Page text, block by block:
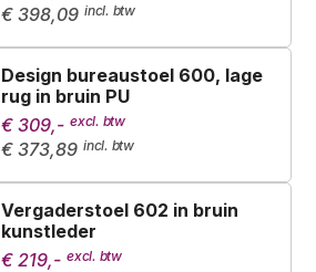
€ 398,09
Design bureaustoel 600, lage
rug in bruin PU
€ 309,-
€ 373,89
Vergaderstoel 602 in bruin
kunstleder
€ 219,-